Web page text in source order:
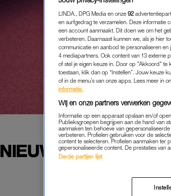
NIEUWE
GGZ
29-04-
LINDA., DPG Media en onze 92
en surfgedrag te verzamelen. Deze informatie
een account aanmaakt. Dit doen we om het
verbeteren. Daarnaast kunnen we, als je hier
communicatie en aanbod te personaliseren
4 mediapartners. Ook content van 13 externe
of stel je eigen keuze in. Door op "Akkoord" te
toestaan, klik dan op “Instellen”. Jouw keuze
of in de menu’s van onze apps. Lees meer in
informatie.
Wij en onze partners verwerken
Informatie op een apparaat opslaan en/of
Publieksgroepen begrijpen aan de hand van
aanmaken ten behoeve van
verbeteren. Profielen gebruiken voor de
content te selecteren. Profielen aanmaken ter
gepersonaliseerde content. De prestaties van
Derde partijen lijst